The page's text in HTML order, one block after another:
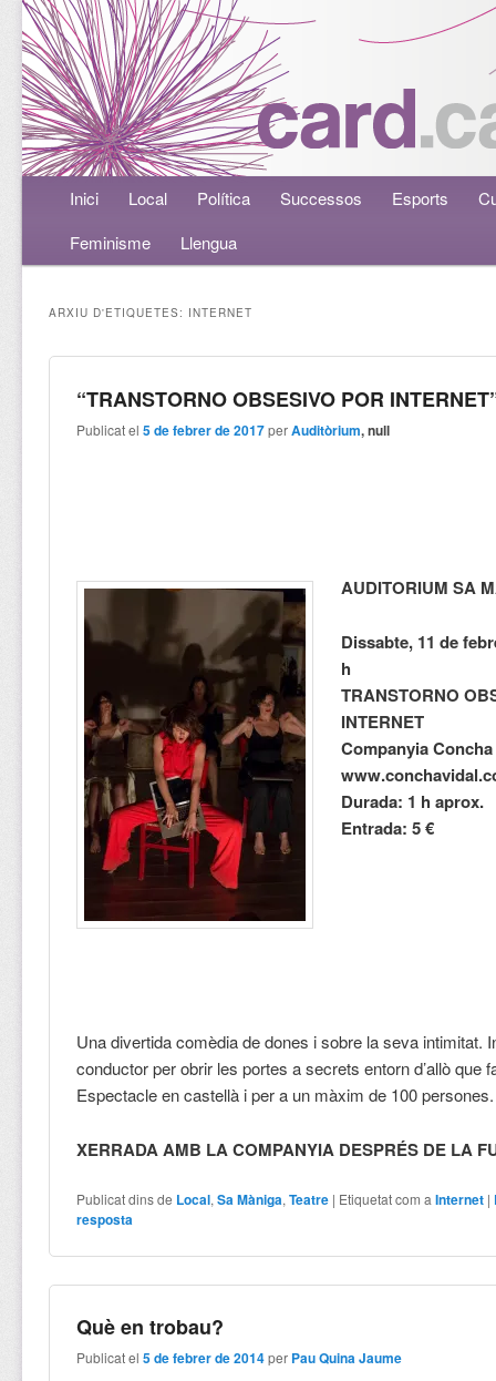
Menú principalAneu al contingut principal
Aneu al contingut secundari
Inici Local Política Successos Esports
Feminisme
Llengua
ARXIU D'ETIQUETES: INTERNET
“TRANSTORNO OBSESIVO POR
Publicat el5 de febrer de 2017 perAuditòrium, null
AUDITORIUM SA
Dissabte, 11 de
h
TRANSTORNO
INTERNET
Companyia
Durada: 1 h aprox.
Entrada: 5 €
Una divertida comèdia de dones i sobre la seva intimitat.
conductor per obrir les portes a secrets entorn d’allò que
Espectacle en castellà i per a un màxim de 100 persones.
XERRADA AMB LA COMPANYIA DESPRÉS DE LA
Publicat dins de Local,Sa Màniga,Teatre | Etiquetat com a Internet |
resposta
Què en trobau?
Publicat el5 de febrer de 2014 per Pau Quina Jaume